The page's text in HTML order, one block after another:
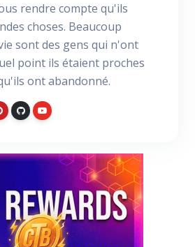
rendre compte qu'ils
choses. Beaucoup
sont des gens qui n'ont
point ils étaient proches
ont abandonné.